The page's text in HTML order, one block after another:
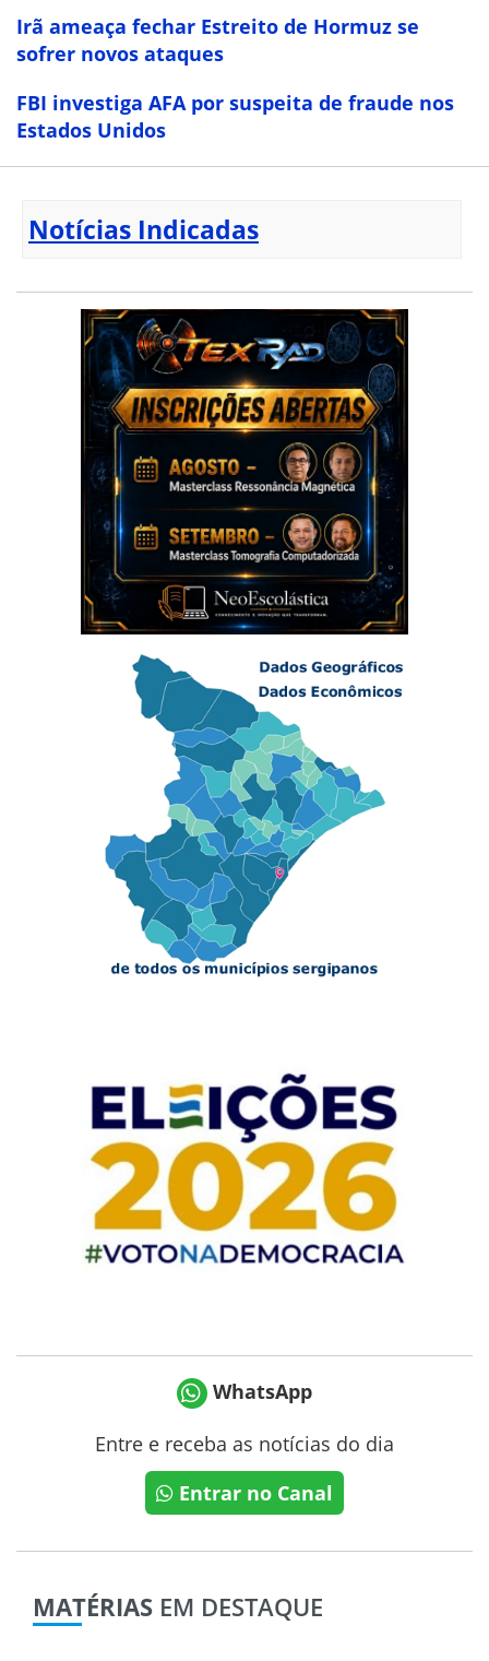
Irã ameaça fechar Estreito de Hormuz se
sofrer novos ataques
FBI investiga AFA por suspeita de fraude nos
Estados Unidos
Notícias Indicadas
WhatsApp
Entre e receba as notícias do dia
Entrar no Canal
MATÉRIAS EM DESTAQUE